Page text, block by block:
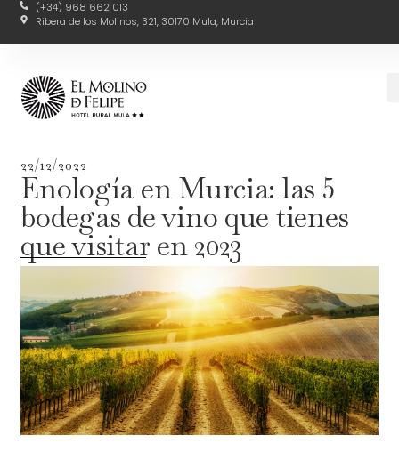
(+34) 968 662 013
Ribera de los Molinos, 321, 30170 Mula, Murcia
22/12/2022
Enología en Murcia: las 5
bodegas de vino que tienes
que visitar en 2023